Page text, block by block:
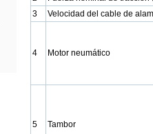
3
Velocidad del cable de
4 Motor neumático
5 Tambor